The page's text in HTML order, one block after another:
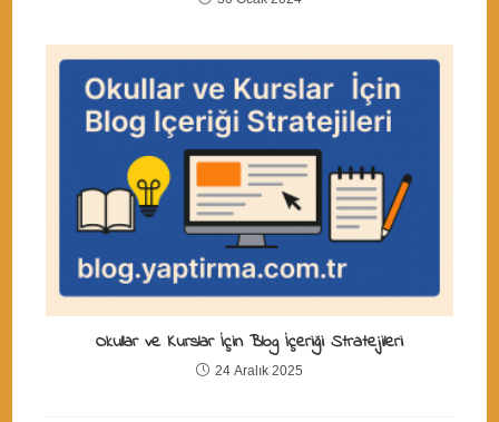
Okullar ve Kurslar İçin Blog İçeriği Stratejileri
24 Aralık 2025